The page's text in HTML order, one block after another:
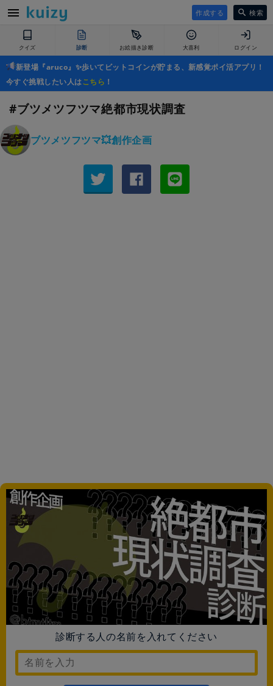
作成する 検索
クイズ 診断 お絵描き診断 大喜利 ログイン
新登場『aruco』✨歩いてビットコインが貯まる、新感覚ポイ活アプリ！
今すぐ挑戦したい人はこちら ！
#ブツメツフツマ絶都市現状調査
ブツメツフツマ💥創作企画
診断する人の名前を入れてください